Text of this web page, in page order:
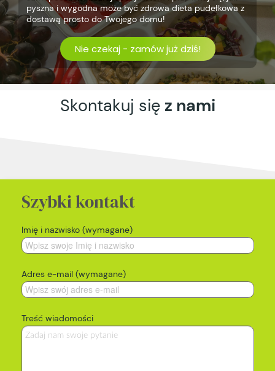
pyszna i wygodna może być zdrowa dieta pudełkowa z
dostawą prosto do Twojego domu!
Nie czekaj - zamów już dziś!
Skontakuj się z nami
Szybki kontakt
Imię i nazwisko (wymagane)
Adres e-mail (wymagane)
Treść wiadomości